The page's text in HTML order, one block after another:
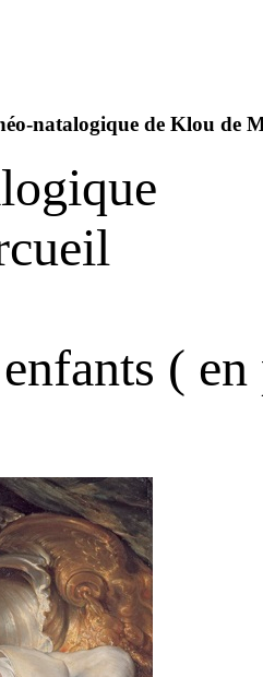
natalogique de Klou de
( en